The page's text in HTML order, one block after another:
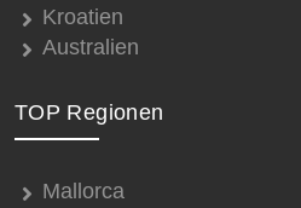
Kroatien
Australien
TOP Regionen
Mallorca